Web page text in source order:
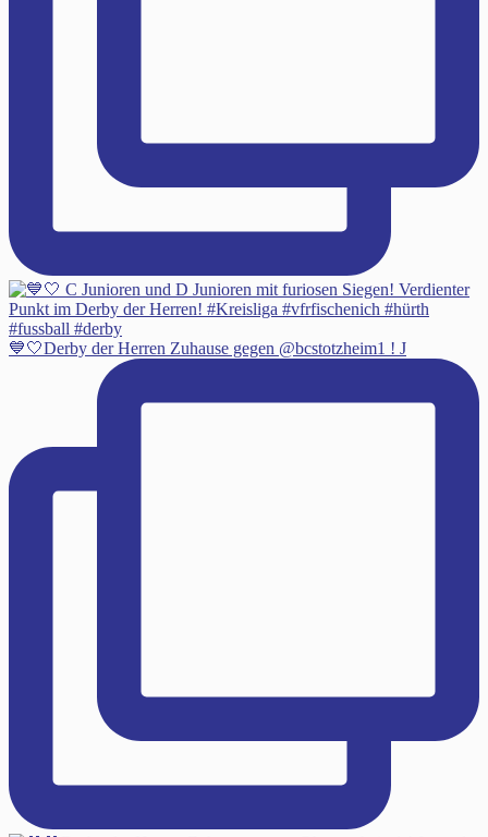
💙🤍Derby der Herren Zuhause gegen @bcstotzheim1 ! J